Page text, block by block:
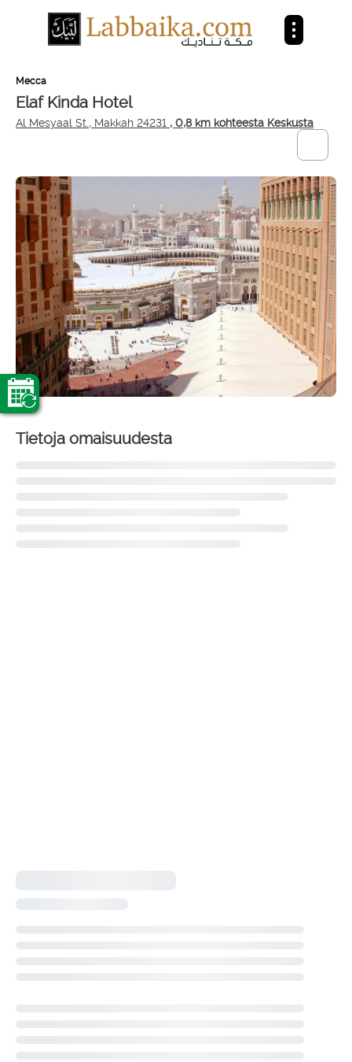
Mecca
Elaf Kinda Hotel
Al Mesyaal St., Makkah 24231 , 0,8 km kohteesta Keskusta
Tietoja omaisuudesta